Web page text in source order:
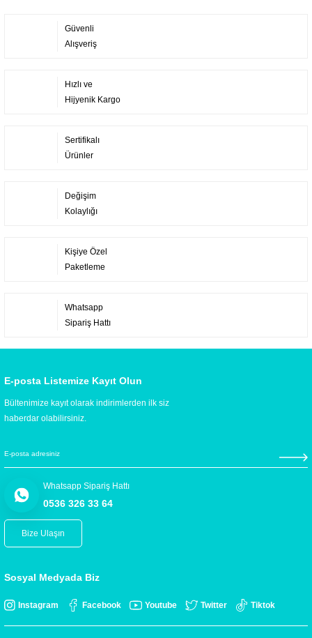
Güvenli
Alışveriş
Hızlı ve
Hijyenik Kargo
Sertifikalı
Ürünler
Değişim
Kolaylığı
Kişiye Özel
Paketleme
Whatsapp
Sipariş Hattı
E-posta Listemize Kayıt Olun
Bültenimize kayıt olarak indirimlerden ilk siz
haberdar olabilirsiniz.
Whatsapp Sipariş Hattı
0536 326 33 64
Bize Ulaşın
Sosyal Medyada Biz
Instagram Facebook Youtube Twitter Tiktok